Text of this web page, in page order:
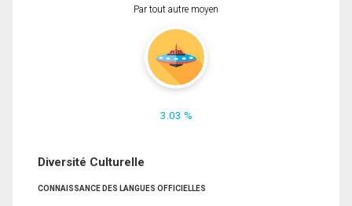
Par tout autre moyen
3.03 %
Diversité Culturelle
CONNAISSANCE DES LANGUES OFFICIELLES